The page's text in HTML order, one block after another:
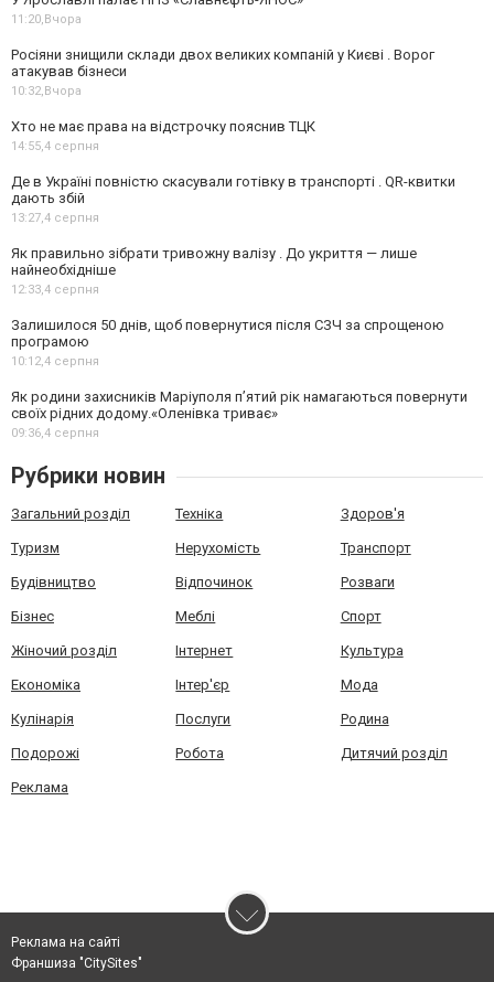
11:20,Вчора
Росіяни знищили склади двох великих компаній у Києві . Ворог
атакував бізнеси
10:32,Вчора
Хто не має права на відстрочку пояснив ТЦК
14:55,4 серпня
Де в Україні повністю скасували готівку в транспорті . QR-квитки
дають збій
13:27,4 серпня
Як правильно зібрати тривожну валізу . До укриття — лише
найнеобхідніше
12:33,4 серпня
Залишилося 50 днів, щоб повернутися після СЗЧ за спрощеною
програмою
10:12,4 серпня
Як родини захисників Маріуполя пʼятий рік намагаються повернути
своїх рідних додому.«Оленівка триває»
09:36,4 серпня
Рубрики новин
Загальний розділ Техніка Здоров'я
Туризм Нерухомість Транспорт
Будівництво Відпочинок Розваги
Бізнес Меблі Спорт
Жіночий розділ Інтернет Культура
Економіка Інтер'єр Мода
Кулінарія Послуги Родина
Подорожі Робота Дитячий розділ
Реклама
Реклама на сайті
Франшиза "CitySites"